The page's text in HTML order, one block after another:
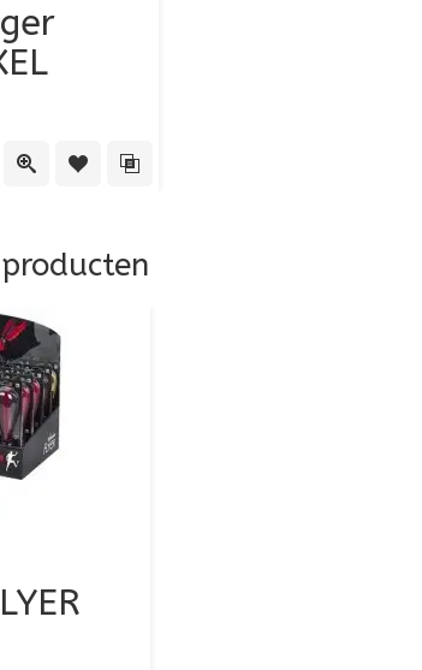
Quick ViewToevoegen aan verlanglijst
Toevoegen aan vergelijking